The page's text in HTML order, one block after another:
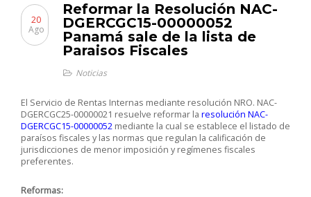
Reformar la Resolución NAC-
DGERCGC15-00000052
Panamá sale de la lista de
Paraisos Fiscales
20
Ago
Noticias
El Servicio de Rentas Internas mediante resolución NRO. NAC-
DGERCGC25-00000021 resuelve reformar la resolución NAC-
DGERCGC15-00000052 mediante la cual se establece el listado de
paraísos fiscales y las normas que regulan la calificación de
jurisdicciones de menor imposición y regímenes fiscales
preferentes.
Reformas: